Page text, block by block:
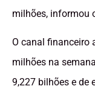
milhões, informou
O canal financeiro
milhões na
9,227 bilhões e de